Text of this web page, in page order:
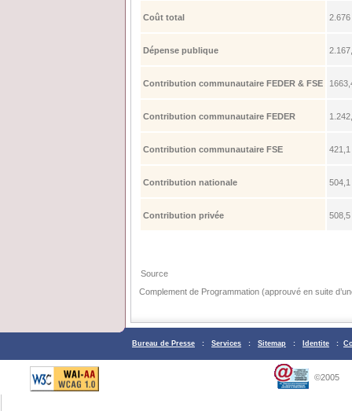
Coût total
Dépense publique
Contribution communautaire FEDER & FSE
Contribution communautaire FEDER
Contribution communautaire FSE
Contribution nationale
Contribution privée
Source
Complement de Programmation (approuvé en suite
Bureau de Presse : Services : Sitemap : Identite :
©2005